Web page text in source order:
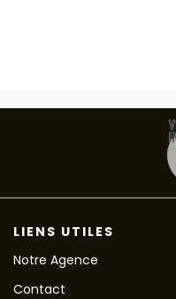
LIENS UTILES
Notre Agence
Contact